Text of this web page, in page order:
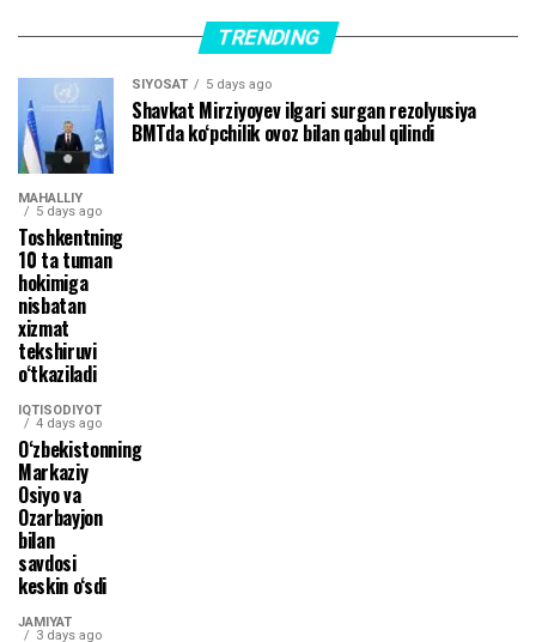
TRENDING
SIYOSAT 5 days ago
Shavkat Mirziyoyev ilgari surgan rezolyusiya
BMTda ko‘pchilik ovoz bilan qabul qilindi
MAHALLIY
5 days ago
Toshkentning
10 ta tuman
hokimiga
nisbatan
xizmat
tekshiruvi
o‘tkaziladi
IQTISODIYOT
4 days ago
O‘zbekistonning
Markaziy
Osiyo va
Ozarbayjon
bilan
savdosi
keskin o‘sdi
JAMIYAT
3 days ago